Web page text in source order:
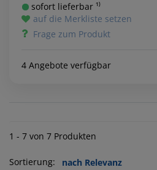
sofort lieferbar ¹⁾
auf die Merkliste setzen
Frage zum Produkt
4 Angebote verfügbar
1 - 7 von 7 Produkten
Sortierung: